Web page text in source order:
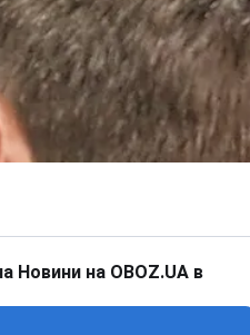
Новини на OBOZ.UA в